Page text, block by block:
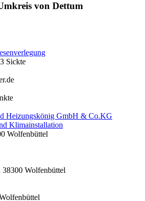
von Dettum
Sickte
Heizungskönig GmbH & Co.KG
Klimainstallation
Wolfenbüttel
Wolfenbüttel